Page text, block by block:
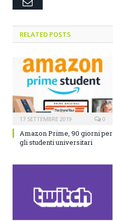
RELATED POSTS
17 SETTEMBRE 2019 0
Amazon Prime, 90 giorni per
gli studenti universitari